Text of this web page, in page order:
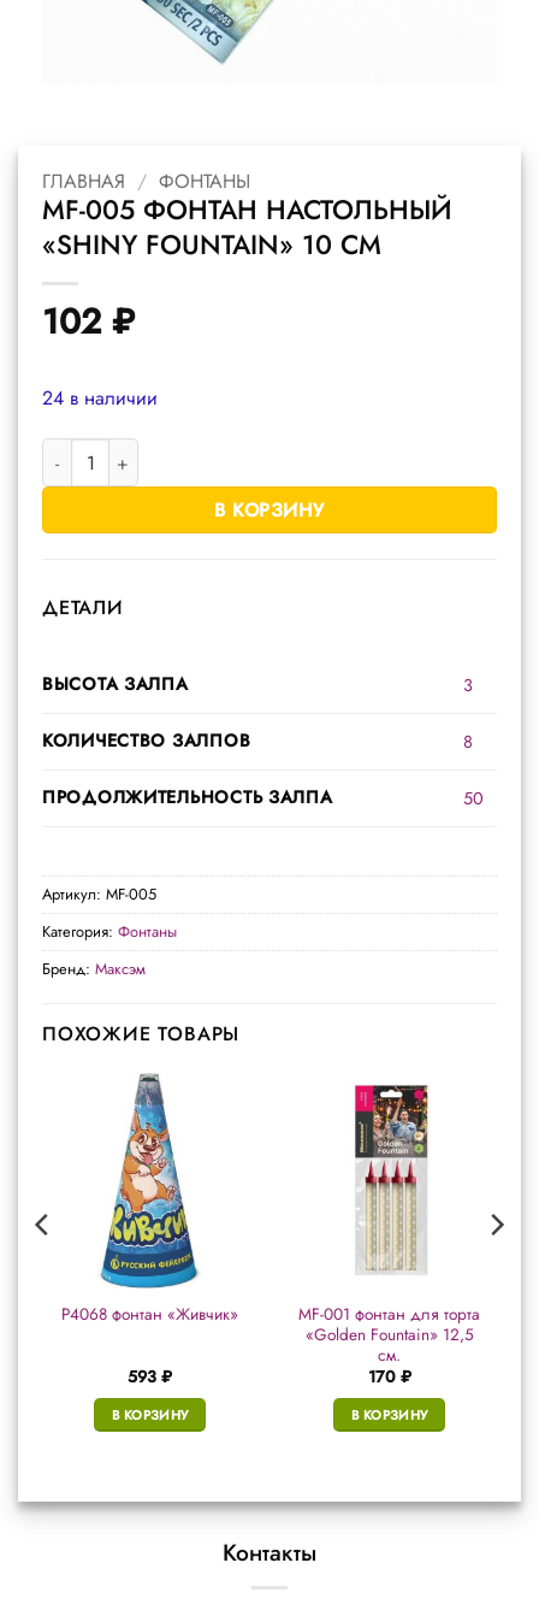
ГЛАВНАЯ / ФОНТАНЫ
MF-005 ФОНТАН НАСТОЛЬНЫЙ
«SHINY FOUNTAIN» 10 СМ
102₽
24 в наличии
Количество товара MF-005 фонтан настольный "Shiny
В КОРЗИНУ
ДЕТАЛИ
ВЫСОТА ЗАЛПА 3
КОЛИЧЕСТВО ЗАЛПОВ 8
ПРОДОЛЖИТЕЛЬНОСТЬ ЗАЛПА 50
Артикул: MF-005
Категория: Фонтаны
Бренд: Максэм
ПОХОЖИЕ ТОВАРЫ
Р4068 фонтан «Живчик»
593 ₽
В КОРЗИНУ
MF-001 фонтан для торта
«Golden Fountain» 12,5
см.
170 ₽
В КОРЗИНУ
Контакты